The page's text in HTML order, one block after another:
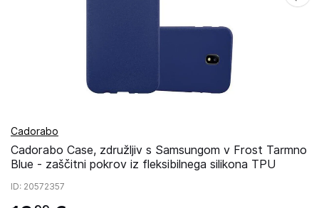
Cadorabo
Cadorabo Case, združljiv s Samsungom v Frost Tarmno
Blue - zaščitni pokrov iz fleksibilnega silikona TPU
ID: 20572357